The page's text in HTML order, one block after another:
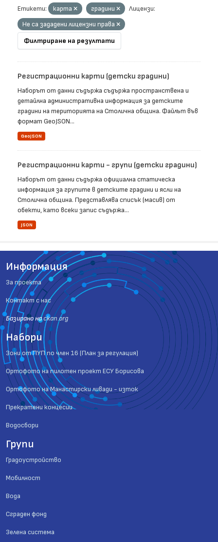
Етикети: карта градини
Лицензи:
Не са зададени лицензни права
Филтриране на резултати
Регистрационни карти (детски градини)
Наборът от данни съдържа съдържа пространствена и
детайлна административна информация за детските
градини на територията на Столична община. Файлът във
формат GeoJSON...
GeoJSON
Регистрационни карти - групи (детски градини)
Наборът от данни съдържа официална статическа
информация за групите в детските градини и ясли на
Столична община. Представлява списък (масив) от
обекти, като всеки запис съдържа...
JSON
Информация
За проекта
Контакт с нас
Базиранo наckan.org
Набори
Зони от ПУП по член 16 (План за регулация)
Ортофото на пилотен проект ЕСУ Борисова
Ортофото на Манастирски ливади - изток
Прекратени концесии
Водосбори
Групи
Градоустройство
Мобилност
Вода
Сграден фонд
Зелена система